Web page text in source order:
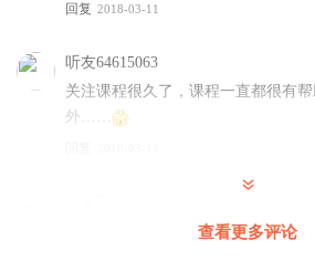
回复 2018-03-11
听友64615063
关注课程很久了，课程一直都很有
外……
查看更多评论